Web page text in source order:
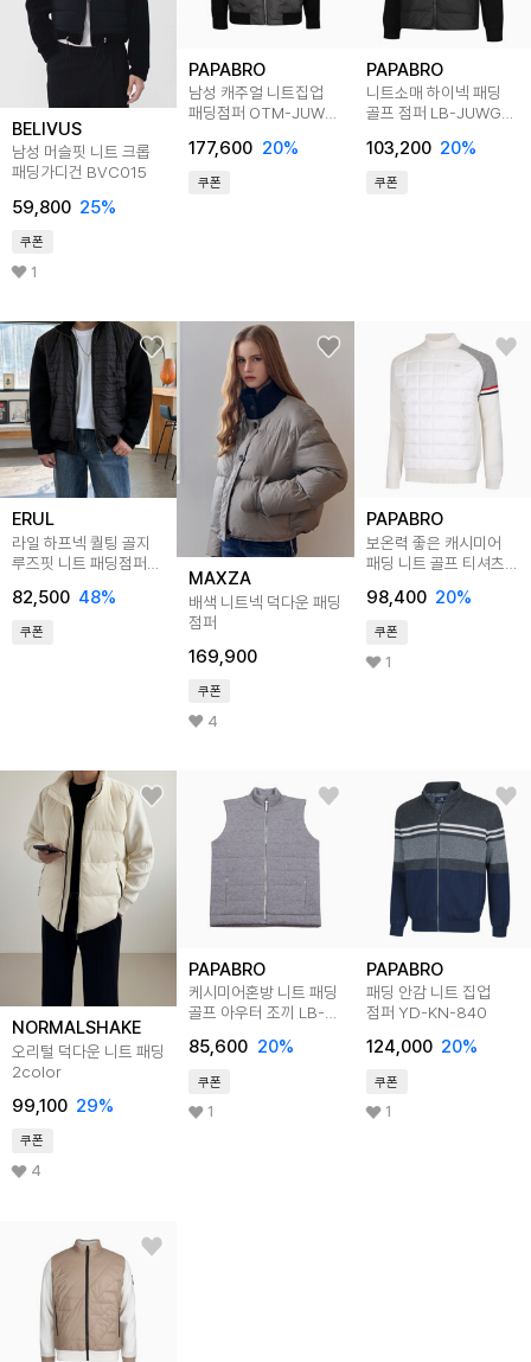
BELIVUS
남성 머슬핏 니트 크롭
패딩가디건 BVC015
59,800 25%
쿠폰
1
PAPABRO
남성 캐주얼 니트집업
패딩점퍼 OTM-JUW-
177,600 20%
쿠폰
PAPABRO
니트소매 하이넥 패딩
골프 점퍼 LB-JUWG-
103,200 20%
쿠폰
ERUL
라일 하프넥 퀄팅 골지
루즈핏 니트 패딩점퍼
82,500 48%
쿠폰
MAXZA
배색 니트넥 덕다운 패딩
점퍼
169,900
쿠폰
4
PAPABRO
보온력 좋은 캐시미어
패딩 니트 골프 티셔츠
98,400 20%
쿠폰
1
NORMALSHAKE
오리털 덕다운 니트 패딩
2color
99,100 29%
쿠폰
4
PAPABRO
케시미어혼방 니트 패딩
골프 아우터 조끼 LB-
85,600 20%
쿠폰
1
PAPABRO
패딩 안감 니트 집업
점퍼 YD-KN-840
124,000 20%
쿠폰
1